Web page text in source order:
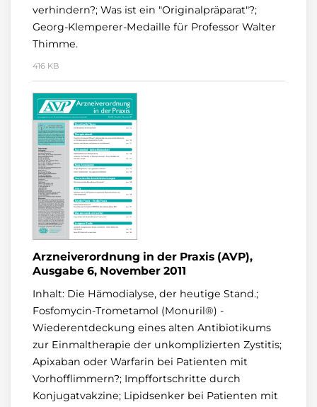
verhindern?; Was ist ein "Originalpräparat"?;
Georg-Klemperer-Medaille für Professor Walter
Thimme.
416 KB
Arzneiverordnung in der Praxis (AVP),
Ausgabe 6, November 2011
Inhalt: Die Hämodialyse, der heutige Stand.;
Fosfomycin-Trometamol (Monuril®) -
Wiederentdeckung eines alten Antibiotikums
zur Einmaltherapie der unkomplizierten Zystitis;
Apixaban oder Warfarin bei Patienten mit
Vorhofflimmern?; Impffortschritte durch
Konjugatvakzine; Lipidsenker bei Patienten mit